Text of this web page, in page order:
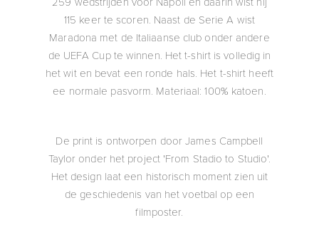
115 keer te scoren. Naast de Serie A wist
Maradona met de Italiaanse club onder andere
de UEFA Cup te winnen. Het t-shirt is volledig in
het wit en bevat een ronde hals. Het t-shirt heeft
ee normale pasvorm. Materiaal: 100% katoen.
De print is ontworpen door James Campbell
Taylor onder het project 'From Stadio to Studio'.
Het design laat een historisch moment zien uit
de geschiedenis van het voetbal op een
filmposter.